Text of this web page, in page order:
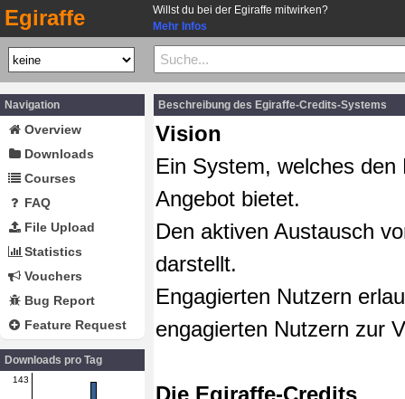
Egiraffe
Willst du bei der Egiraffe mitwirken?
Mehr Infos
Navigation
Overview
Downloads
Courses
FAQ
File Upload
Statistics
Vouchers
Bug Report
Feature Request
Downloads pro Tag
143
Beschreibung des Egiraffe-Credits-Systems
Vision
Ein System, welches
Angebot bietet.
Den aktiven Austausch
darstellt.
Engagierten Nutzern
engagierten Nutzern zur
Die Egiraffe-Credits